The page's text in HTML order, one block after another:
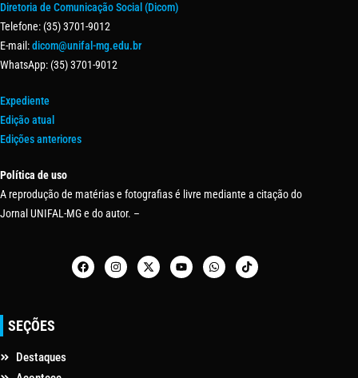
Diretoria de Comunicação Social (Dicom)
Telefone: (35) 3701-9012
E-mail:dicom@unifal-mg.edu.br
WhatsApp: (35) 3701-9012
Expediente
Edição atual
Edições anteriores
Política de uso
A reprodução de matérias e fotografias é livre mediante a citação do
Jornal UNIFAL-MG e do autor. –
SEÇÕES
Destaques